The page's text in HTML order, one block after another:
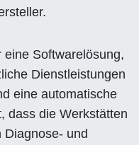
Softwarelösung,
Dienstleistungen
eine automatische
dass die Werkstätten
Diagnose- und